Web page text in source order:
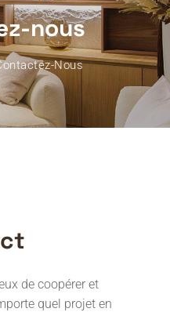
nous
Nous
de coopérer et
quel projet en